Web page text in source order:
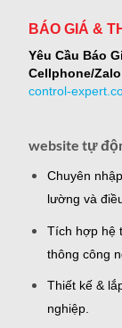
BÁO GIÁ &
Yêu Cầu Báo
Cellphone/
control-
website tự
Chuyên
lường và
Tích hợp hệ
thông công
Thiết kế &
nghiệp.